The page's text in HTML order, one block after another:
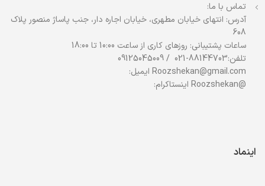
تماس با ما:
آدرس: انتهای خیابان مطهری، خیابان اجاره دار، جنب پاساژ منصور پلاک
608
ساعات پشتیبانی: روزهای کاری از ساعت 10:00 تا 18:00
تلفن:88144703-021 / 09125045009
Roozshekan@gmail.com ایمیل:
@Roozshekan اینستاکرام:
اینماد